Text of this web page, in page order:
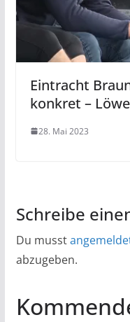
Eintracht
konkret –
28. Mai 2023
Schreibe
Du musst
abzugeben.